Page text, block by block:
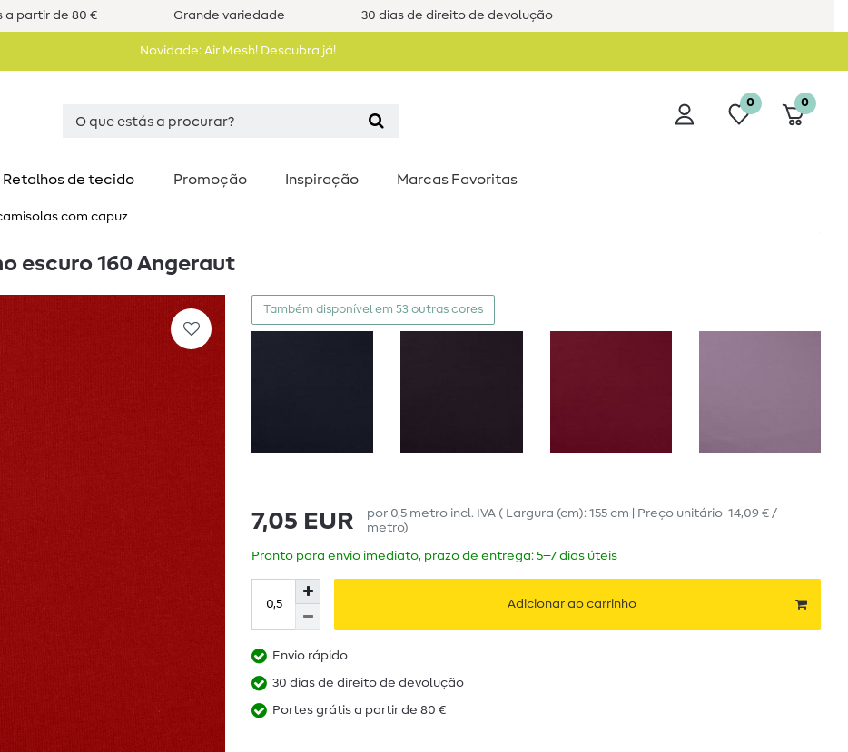
a partir de 80 € Grande variedade 30 dias de direito de devolução
Novidade: Air Mesh! Descubra já!
0 0
Retalhos de tecido Promoção Inspiração Marcas Favoritas
com capuz
escuro 160 Angeraut
Também disponível em 53 outras cores
7,05 EUR por 0,5 metro incl. IVA ( Largura (cm): 155 cm | Preço unitário 14,09 € /
metro)
Pronto para envio imediato, prazo de entrega: 5–7 dias úteis
Adicionar ao carrinho
Envio rápido
30 dias de direito de devolução
Portes grátis a partir de 80 €